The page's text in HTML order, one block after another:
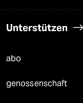
Unterstützen
abo
genossenschaft